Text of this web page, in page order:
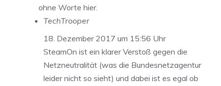
ohne Worte hier.
TechTrooper
18. Dezember 2017 um 15:56 Uhr
SteamOn ist ein klarer Verstoß gegen die
Netzneutralität (was die Bundesnetzagentur
leider nicht so sieht) und dabei ist es egal ob